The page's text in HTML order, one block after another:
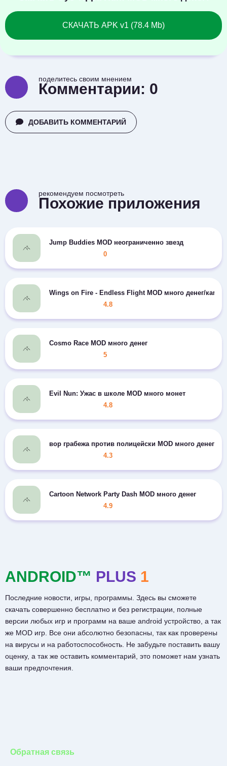
СКАЧАТЬ APK v1 (78.4 Mb)
поделитесь своим мнением
Комментарии: 0
ДОБАВИТЬ КОММЕНТАРИЙ
рекомендуем посмотреть
Похожие приложения
Jump Buddies MOD неограниченно звезд
0
Wings on Fire - Endless Flight MOD много денег/
4.8
Cosmo Race MOD много денег
5
Evil Nun: Ужас в школе MOD много монет
4.8
вор грабежа против полицейски MOD много денег
4.3
Cartoon Network Party Dash MOD много денег
4.9
ANDROID™ PLUS 1
Последние новости, игры, программы. Здесь вы сможете
скачать совершенно бесплатно и без регистрации, полные
версии любых игр и программ на ваше android устройство, а так
же MOD игр. Все они абсолютно безопасны, так как проверены
на вирусы и на работоспособность. Не забудьте поставить вашу
оценку, а так же оставить комментарий, это поможет нам узнать
ваши предпочтения.
Обратная связь